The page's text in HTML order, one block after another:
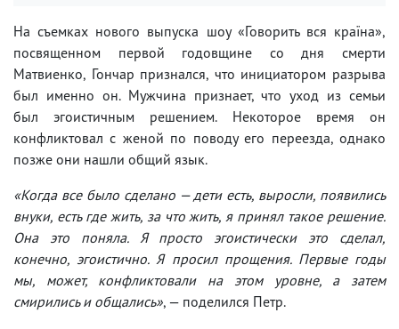
На съемках нового выпуска шоу «Говорить вся країна»,
посвященном первой годовщине со дня смерти
Матвиенко, Гончар признался, что инициатором разрыва
был именно он. Мужчина признает, что уход из семьи
был эгоистичным решением. Некоторое время он
конфликтовал с женой по поводу его переезда, однако
позже они нашли общий язык.
«Когда все было сделано — дети есть, выросли, появились
внуки, есть где жить, за что жить, я принял такое решение.
Она это поняла. Я просто эгоистически это сделал,
конечно, эгоистично. Я просил прощения. Первые годы
мы, может, конфликтовали на этом уровне, а затем
смирились и общались», — поделился Петр.